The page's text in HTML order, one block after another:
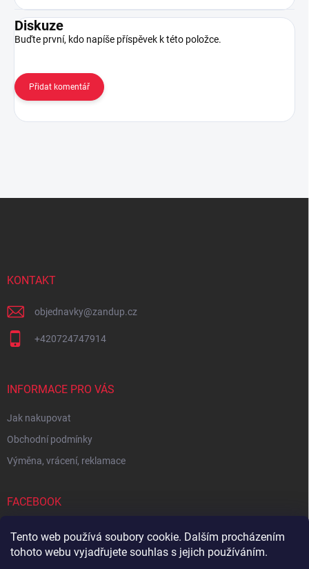
Tento web používá soubory cookie. Dalším procházením
tohoto webu vyjadřujete souhlas s jejich používáním.
Diskuze
Buďte první, kdo napíše příspěvek k této položce.
Přidat komentář
KONTAKT
objednavky@zandup.cz
+420724747914
INFORMACE PRO VÁS
Jak nakupovat
Obchodní podmínky
Výměna, vrácení, reklamace
FACEBOOK